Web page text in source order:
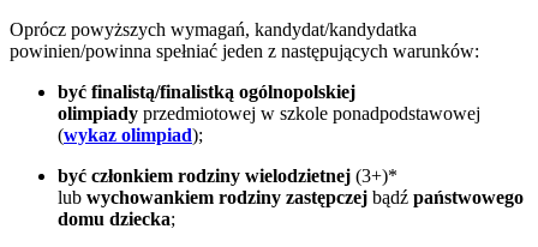
Oprócz powyższych wymagań, kandydat/kandydatka
powinien/powinna spełniać jeden z następujących warunków:
być finalistą/finalistką ogólnopolskiej
olimpiady przedmiotowej w szkole ponadpodstawowej
(wykaz olimpiad);
być członkiem rodziny wielodzietnej (3+)*
lub wychowankiem rodziny zastępczej bądź państwowego
domu dziecka;